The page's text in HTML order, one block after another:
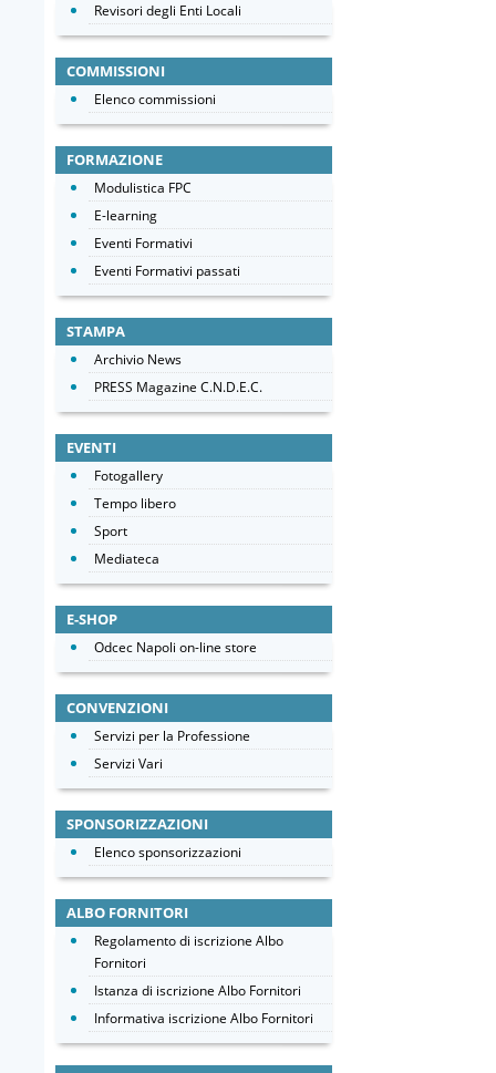
Revisori degli Enti Locali
COMMISSIONI
Elenco commissioni
FORMAZIONE
Modulistica FPC
E-learning
Eventi Formativi
Eventi Formativi passati
STAMPA
Archivio News
PRESS Magazine C.N.D.E.C.
EVENTI
Fotogallery
Tempo libero
Sport
Mediateca
E-SHOP
Odcec Napoli on-line store
CONVENZIONI
Servizi per la Professione
Servizi Vari
SPONSORIZZAZIONI
Elenco sponsorizzazioni
ALBO FORNITORI
Regolamento di iscrizione Albo
Fornitori
Istanza di iscrizione Albo Fornitori
Informativa iscrizione Albo Fornitori